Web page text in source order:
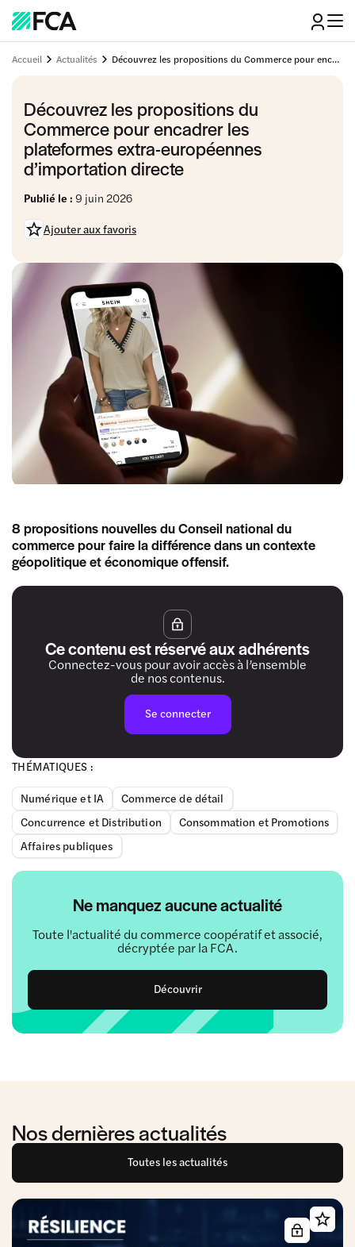
Accueil Actualités Découvrez les propositions du Commerce pour encadrer les plateformes extra-européennes d’importation directe
Découvrez les propositions du
Commerce pour encadrer les
plateformes extra-européennes
d’importation directe
Publié le : 9 juin 2026
Ajouter aux favoris
THÉMATIQUES :
Numérique et IA
Commerce de détail
Concurrence et Distribution
Consommation et Promotions
Affaires publiques
Ne manquez aucune actualité
Toute l'actualité du commerce coopératif et associé,
décryptée par la FCA.
Découvrir
8 propositions nouvelles du Conseil national du
commerce pour faire la différence dans un contexte
géopolitique et économique offensif.
Ce contenu est réservé aux adhérents
Connectez-vous pour avoir accès à l’ensemble
de nos contenus.
Se connecter
Nos dernières actualités
Toutes les actualités